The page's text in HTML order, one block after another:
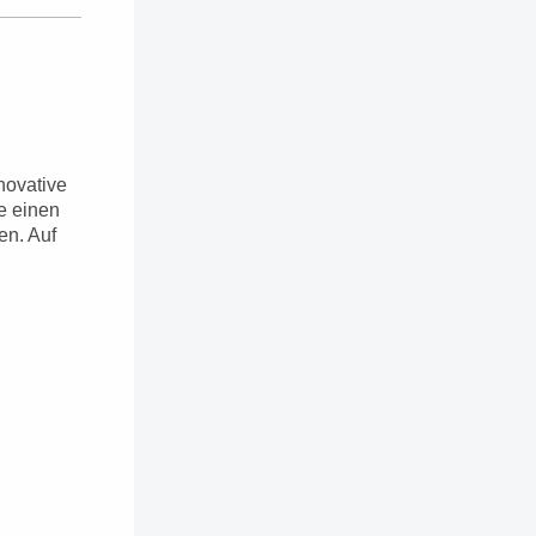
einen
Auf